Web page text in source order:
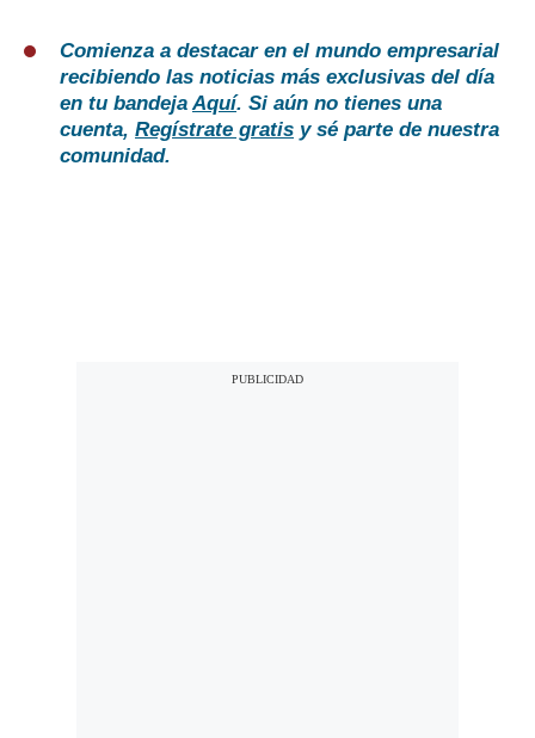
Comienza a destacar en el mundo empresarial
recibiendo las noticias más exclusivas del día
en tu bandejaAquí. Si aún no tienes una
cuenta, Regístrate gratis y sé parte de nuestra
comunidad.